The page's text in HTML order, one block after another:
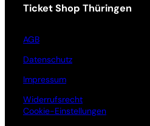
Ticket Shop Thüringen
AGB
Datenschutz
Impressum
Widerrufsrecht
Cookie-Einstellungen